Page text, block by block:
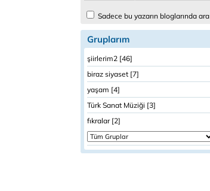
Sadece bu yazarın bloglarında ara
Gruplarım
şiirlerim2 [46]
biraz siyaset [7]
yaşam [4]
Türk Sanat Müziği [3]
fıkralar [2]